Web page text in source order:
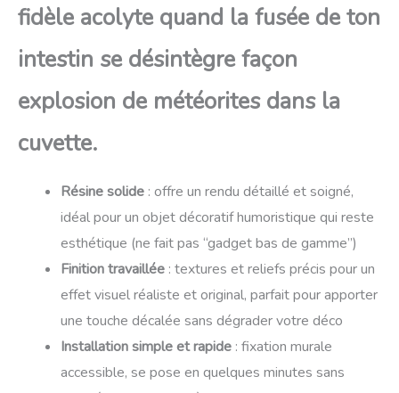
fidèle acolyte quand la fusée de ton
intestin se désintègre façon
explosion de météorites dans la
cuvette.
Résine solide : offre un rendu détaillé et soigné,
idéal pour un objet décoratif humoristique qui reste
esthétique (ne fait pas “gadget bas de gamme”)
Finition travaillée : textures et reliefs précis pour un
effet visuel réaliste et original, parfait pour apporter
une touche décalée sans dégrader votre déco
Installation simple et rapide : fixation murale
accessible, se pose en quelques minutes sans